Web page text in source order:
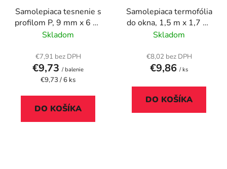
Samolepiaca tesnenie s
profilom P, 9 mm x 6 m,
TESA "tesamoll®, biela
Skladom
€7,91 bez DPH
€9,73 / balenie
Jednotková
€9,73 / 6 ks
DO KOŠÍKA
Samolepiaca termofólia
do okna, 1,5 m x 1,7 m,
TESA "tesamoll®"
Skladom
€8,02 bez DPH
€9,86 / ks
DO KOŠÍKA